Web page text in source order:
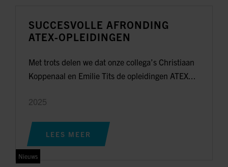
SUCCESVOLLE AFRONDING
ATEX-OPLEIDINGEN
Met trots delen we dat onze collega’s Christiaan
Koppenaal en Emilie Tits de opleidingen ATEX...
2025
LEES MEER
Nieuws